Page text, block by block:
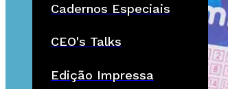
Cadernos Especiais
CEO's Talks
Edição Impressa